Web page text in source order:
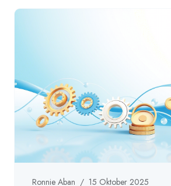
Ronnie Aban / 15 Oktober 2025